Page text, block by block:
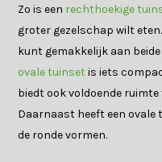
Zo is een rechthoekige
groter gezelschap wilt
kunt gemakkelijk aan
ovale tuinset is iets
biedt ook voldoende
Daarnaast heeft een ovale
de ronde vormen.